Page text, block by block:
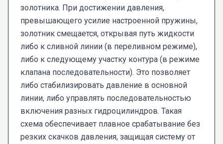
золотника. При достижении давления,
превышающего усилие настроенной пружины,
золотник смещается, открывая путь жидкости
либо к сливной линии (в переливном режиме),
либо к следующему участку контура (в режиме
клапана последовательности). Это позволяет
либо стабилизировать давление в основной
линии, либо управлять последовательностью
включения разных гидроцилиндров. Такая
схема обеспечивает плавное срабатывание без
резких скачков давления, защищая систему от